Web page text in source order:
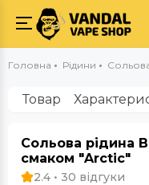
Головна Рідини
Товар
Сольова рідина
смаком "Arctic"
2.4 • 30 відгуки